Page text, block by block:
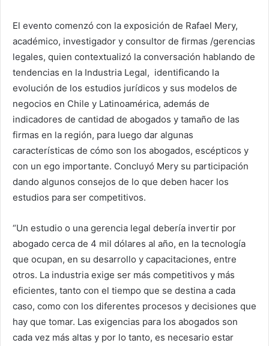
El evento comenzó con la exposición de Rafael Mery,
académico, investigador y consultor de firmas /gerencias
legales, quien contextualizó la conversación hablando de
tendencias en la Industria Legal, identificando la
evolución de los estudios jurídicos y sus modelos de
negocios en Chile y Latinoamérica, además de
indicadores de cantidad de abogados y tamaño de las
firmas en la región, para luego dar algunas
características de cómo son los abogados, escépticos y
con un ego importante. Concluyó Mery su participación
dando algunos consejos de lo que deben hacer los
estudios para ser competitivos.
“Un estudio o una gerencia legal debería invertir por
abogado cerca de 4 mil dólares al año, en la tecnología
que ocupan, en su desarrollo y capacitaciones, entre
otros. La industria exige ser más competitivos y más
eficientes, tanto con el tiempo que se destina a cada
caso, como con los diferentes procesos y decisiones que
hay que tomar. Las exigencias para los abogados son
cada vez más altas y por lo tanto, es necesario estar